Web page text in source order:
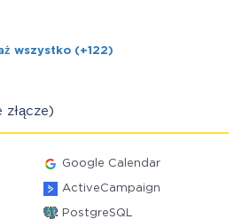
wszystko (+122)
Google Calendar
ActiveCampaign
PostgreSQL